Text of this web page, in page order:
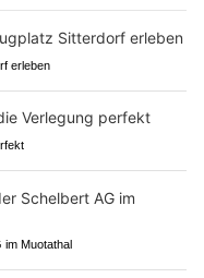
erleben
im Muotathal